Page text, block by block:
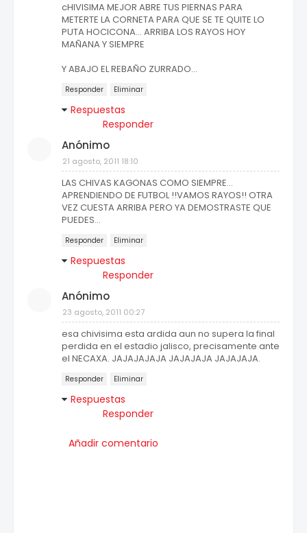
cHIVISIMA MEJOR ABRE TUS PIERNAS PARA
METERTE LA CORNETA PARA QUE SE TE QUITE LO
PUTA HOCICONA... ARRIBA LOS RAYOS HOY
MAÑANA Y SIEMPRE
Y ABAJO EL REBAÑO ZURRADO...
Responder Eliminar
Respuestas
Responder
Anónimo
21 agosto, 2011 18:10
LAS CHIVAS KAGONAS COMO SIEMPRE...
APRENDIENDO DE FUTBOL !!VAMOS RAYOS!! OTRA
VEZ CUESTA ARRIBA PERO YA DEMOSTRASTE QUE
PUEDES...
Responder Eliminar
Respuestas
Responder
Anónimo
23 agosto, 2011 00:27
esa chivisima esta ardida aun no supera la final
perdida en el estadio jalisco, precisamente ante
el NECAXA. JAJAJAJAJA JAJAJAJA JAJAJAJA.
Responder Eliminar
Respuestas
Responder
Añadir comentario